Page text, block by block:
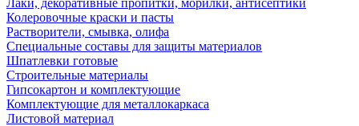
Лаки, декоративные пропитки, морилки, антисептики
Колеровочные краски и пасты
Растворители, смывка, олифа
Специальные составы для защиты материалов
Шпатлевки готовые
Строительные материалы
Гипсокартон и комплектующие
Комплектующие для металлокаркаса
Листовой материал